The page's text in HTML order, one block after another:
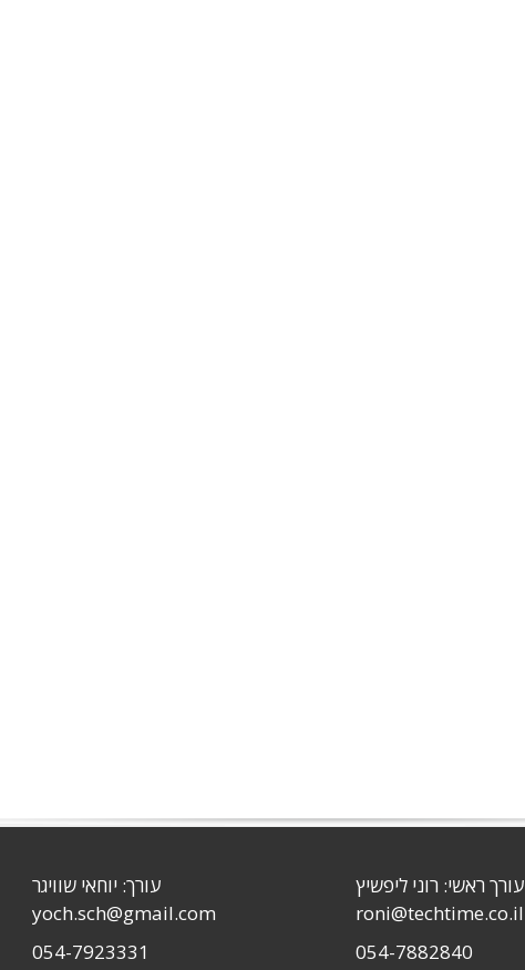
עורך ראשי: רוני ליפשיץ
roni@techtime.co.il
054-7882840
עורך: יוחאי שוויגר
yoch.sch@gmail.com
054-7923331